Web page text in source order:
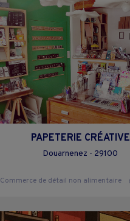
PAPETERIE CRÉATIVE
Douarnenez - 29100
Commerce de détail non alimentaire